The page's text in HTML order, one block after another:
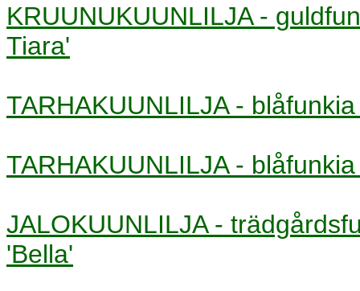
KRUUNUKUUNLILJA -
Tiara'
TARHAKUUNLILJA -
TARHAKUUNLILJA -
JALOKUUNLILJA -
'Bella'